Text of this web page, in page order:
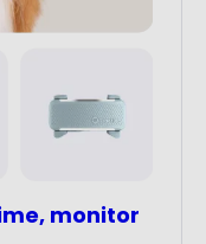
monitor